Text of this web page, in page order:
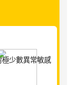
極少數異常敏感